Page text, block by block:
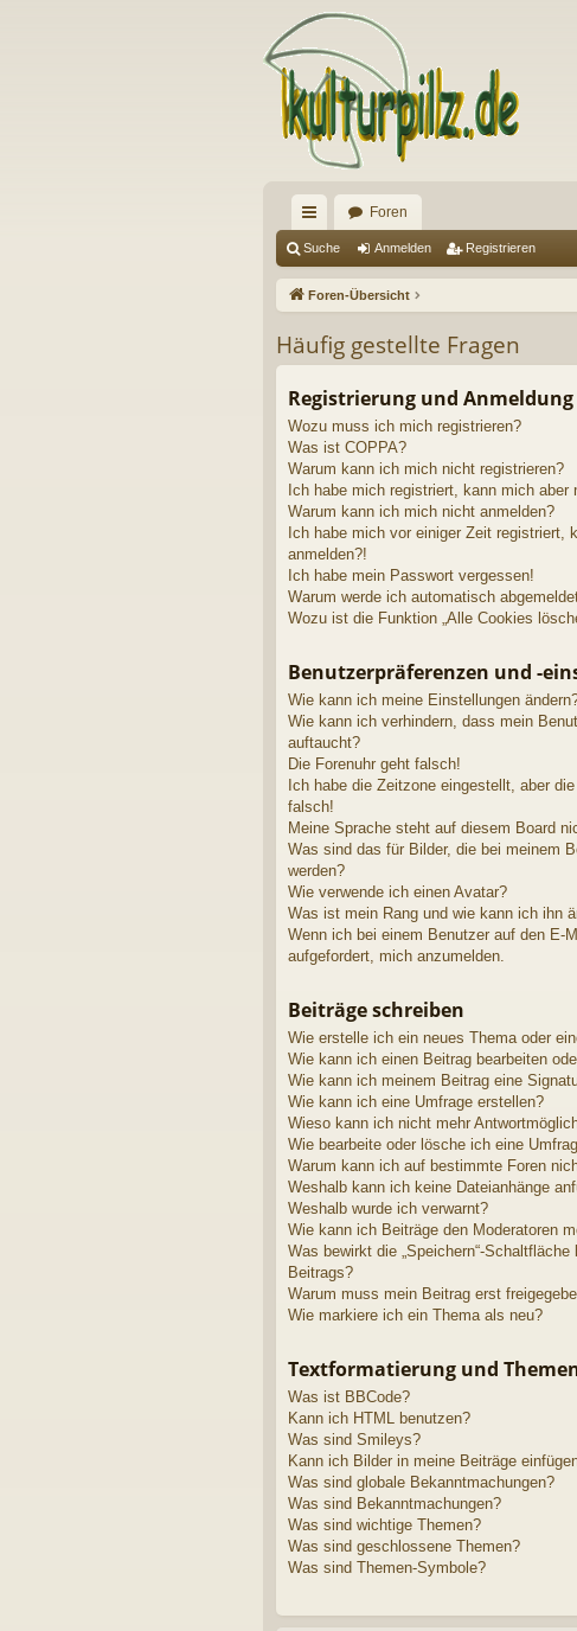
ch
ne
ug
Foren
Suche Anmelden Registrieren
Foren-Übersicht
Häufig gestellte Fragen
Registrierung und Anmeldung
Wozu muss ich mich registrieren?
Was ist COPPA?
Warum kann ich mich nicht registrieren?
Ich habe mich registriert, kann mich aber
Warum kann ich mich nicht anmelden?
Ich habe mich vor einiger Zeit registriert,
anmelden?!
Ich habe mein Passwort vergessen!
Warum werde ich automatisch
Wozu ist die Funktion „Alle Cookies
Benutzerpräferenzen und -
Wie kann ich meine Einstellungen
Wie kann ich verhindern, dass mein
auftaucht?
Die Forenuhr geht falsch!
Ich habe die Zeitzone eingestellt, aber
falsch!
Meine Sprache steht auf diesem Board
Was sind das für Bilder, die bei meinem
werden?
Wie verwende ich einen Avatar?
Was ist mein Rang und wie kann ich ihn
Wenn ich bei einem Benutzer auf den E-
aufgefordert, mich anzumelden.
Beiträge schreiben
Wie erstelle ich ein neues Thema oder
Wie kann ich einen Beitrag bearbeiten
Wie kann ich meinem Beitrag eine
Wie kann ich eine Umfrage erstellen?
Wieso kann ich nicht mehr
Wie bearbeite oder lösche ich eine
Warum kann ich auf bestimmte Foren
Weshalb kann ich keine Dateianhänge
Weshalb wurde ich verwarnt?
Wie kann ich Beiträge den Moderatoren
Was bewirkt die „Speichern“-
Beitrags?
Warum muss mein Beitrag erst
Wie markiere ich ein Thema als neu?
Textformatierung und
Was ist BBCode?
Kann ich HTML benutzen?
Was sind Smileys?
Kann ich Bilder in meine Beiträge
Was sind globale Bekanntmachungen?
Was sind Bekanntmachungen?
Was sind wichtige Themen?
Was sind geschlossene Themen?
Was sind Themen-Symbole?